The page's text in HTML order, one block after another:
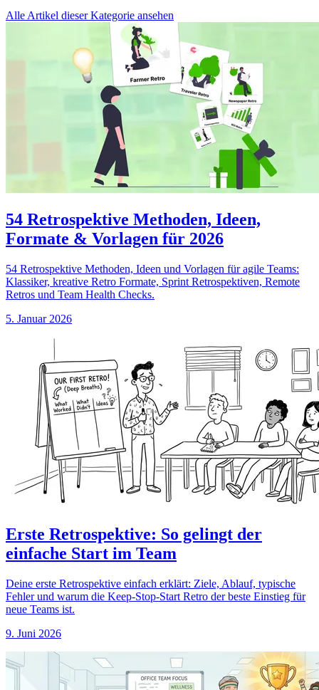
Alle Artikel dieser Kategorie ansehen
54 Retrospektive Methoden, Ideen,
Formate & Vorlagen für 2026
54 Retrospektive Methoden, Ideen und Vorlagen für agile Teams:
Klassiker, kreative Retro Formate, Sprint Retrospektiven, Remote
Retros und Team Health Checks.
5. Januar 2026
Erste Retrospektive: So gelingt der
einfache Start im Team
Deine erste Retrospektive einfach erklärt: Ziele, Ablauf, typische
Fehler und warum die Keep-Stop-Start Retro der beste Einstieg für
neue Teams ist.
9. Juni 2026